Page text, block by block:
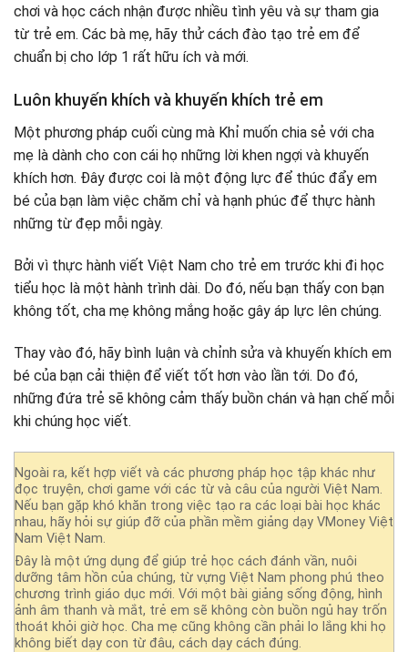
chơi và học cách nhận được nhiều tình yêu và sự tham gia
từ trẻ em. Các bà mẹ, hãy thử cách đào tạo trẻ em để
chuẩn bị cho lớp 1 rất hữu ích và mới.
Luôn khuyến khích và khuyến khích trẻ em
Một phương pháp cuối cùng mà Khỉ muốn chia sẻ với cha
mẹ là dành cho con cái họ những lời khen ngợi và khuyến
khích hơn. Đây được coi là một động lực để thúc đẩy em
bé của bạn làm việc chăm chỉ và hạnh phúc để thực hành
những từ đẹp mỗi ngày.
Bởi vì thực hành viết Việt Nam cho trẻ em trước khi đi học
tiểu học là một hành trình dài. Do đó, nếu bạn thấy con bạn
không tốt, cha mẹ không mắng hoặc gây áp lực lên chúng.
Thay vào đó, hãy bình luận và chỉnh sửa và khuyến khích em
bé của bạn cải thiện để viết tốt hơn vào lần tới. Do đó,
những đứa trẻ sẽ không cảm thấy buồn chán và hạn chế mỗi
khi chúng học viết.
Ngoài ra, kết hợp viết và các phương pháp học tập khác như
đọc truyện, chơi game với các từ và câu của người Việt Nam.
Nếu bạn gặp khó khăn trong việc tạo ra các loại bài học khác
nhau, hãy hỏi sự giúp đỡ của phần mềm giảng dạy VMoney Việt
Nam Việt Nam.
Đây là một ứng dụng để giúp trẻ học cách đánh vần, nuôi
dưỡng tâm hồn của chúng, từ vựng Việt Nam phong phú theo
chương trình giáo dục mới. Với một bài giảng sống động, hình
ảnh âm thanh và mắt, trẻ em sẽ không còn buồn ngủ hay trốn
thoát khỏi giờ học. Cha mẹ cũng không cần phải lo lắng khi họ
không biết dạy con từ đâu, cách dạy cách đúng.